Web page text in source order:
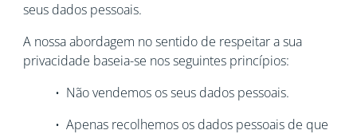
seus dados pessoais.
A nossa abordagem no sentido de respeitar a sua
privacidade baseia-se nos seguintes princípios:
• Não vendemos os seus dados pessoais.
• Apenas recolhemos os dados pessoais de que